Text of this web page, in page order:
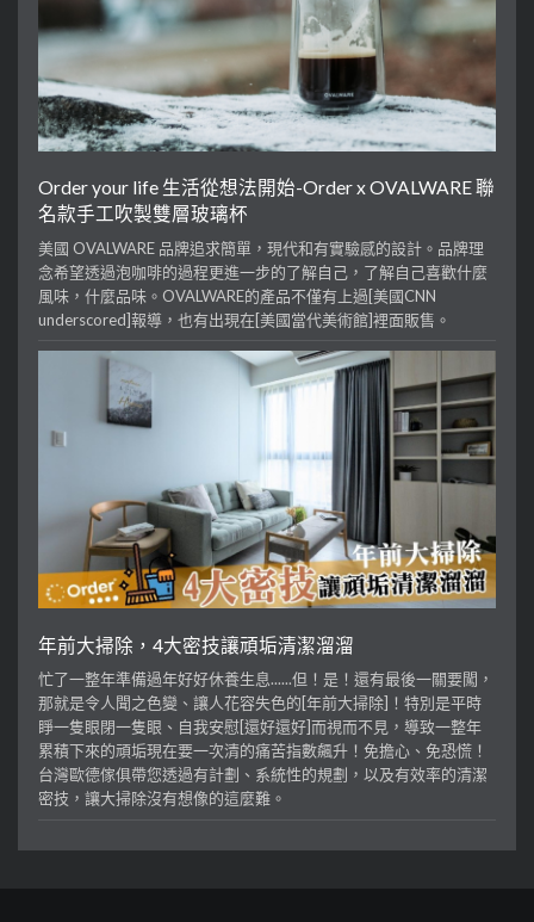
Order your life 生活從想法開始-Order x OVALWARE 聯
名款手工吹製雙層玻璃杯
美國 OVALWARE 品牌追求簡單，現代和有實驗感的設計。品牌理
念希望透過泡咖啡的過程更進一步的了解自己，了解自己喜歡什麼
風味，什麼品味。OVALWARE的產品不僅有上過[美國CNN
underscored]報導，也有出現在[美國當代美術館]裡面販售。
年前大掃除，4大密技讓頑垢清潔溜溜
忙了一整年準備過年好好休養生息......但！是！還有最後一關要闖，
那就是令人聞之色變、讓人花容失色的[年前大掃除]！特別是平時
睜一隻眼閉一隻眼、自我安慰[還好還好]而視而不見，導致一整年
累積下來的頑垢現在要一次清的痛苦指數飆升！免擔心、免恐慌！
台灣歐德傢俱帶您透過有計劃、系統性的規劃，以及有效率的清潔
密技，讓大掃除沒有想像的這麼難。